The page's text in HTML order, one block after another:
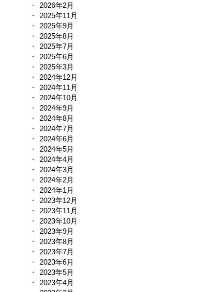
2026年2月
2025年11月
2025年9月
2025年8月
2025年7月
2025年6月
2025年3月
2024年12月
2024年11月
2024年10月
2024年9月
2024年8月
2024年7月
2024年6月
2024年5月
2024年4月
2024年3月
2024年2月
2024年1月
2023年12月
2023年11月
2023年10月
2023年9月
2023年8月
2023年7月
2023年6月
2023年5月
2023年4月